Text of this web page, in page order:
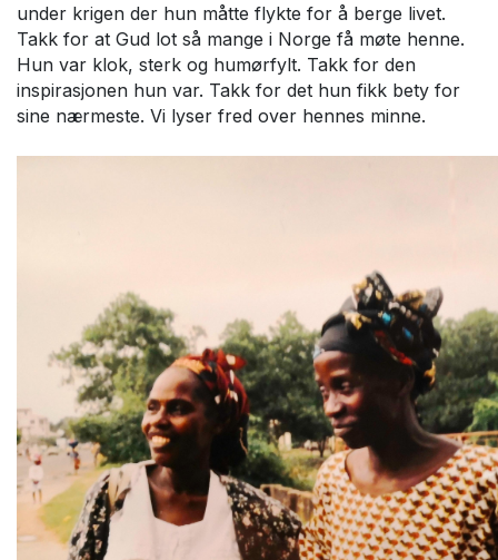
under krigen der hun måtte flykte for å berge livet.
Takk for at Gud lot så mange i Norge få møte henne.
Hun var klok, sterk og humørfylt. Takk for den
inspirasjonen hun var. Takk for det hun fikk bety for
sine nærmeste. Vi lyser fred over hennes minne.